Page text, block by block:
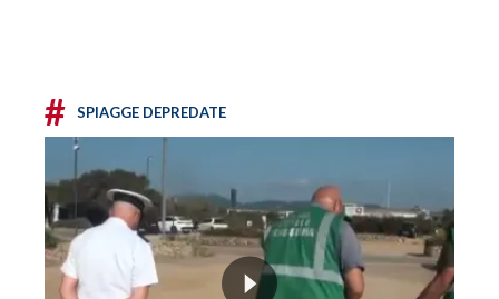
# SPIAGGE DEPREDATE